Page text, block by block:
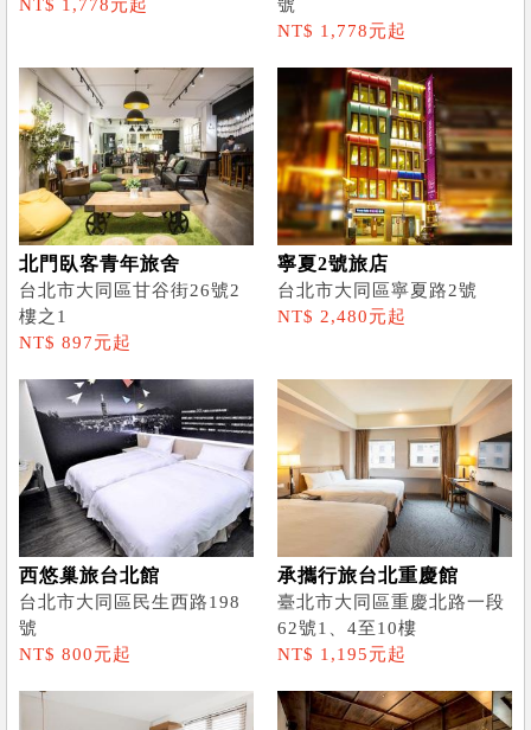
NT$ 1,778元起
號
NT$ 1,778元起
北門臥客青年旅舍
台北市大同區甘谷街26號2
樓之1
NT$ 897元起
寧夏2號旅店
台北市大同區寧夏路2號
NT$ 2,480元起
西悠巢旅台北館
台北市大同區民生西路198
號
NT$ 800元起
承攜行旅台北重慶館
臺北市大同區重慶北路一段
62號1、4至10樓
NT$ 1,195元起